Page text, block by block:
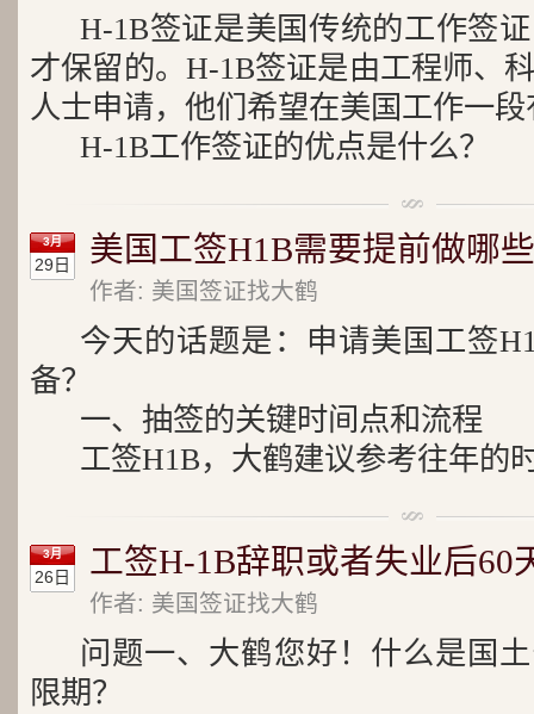
H-1B签证是美国传统的工作签
才保留的。H-1B签证是由工程师、
人士申请，他们希望在美国工作一
H-1B工作签证的优点是什么？
3月
29日 美国工签H1B需要提前做哪
作者: 美国签证找大鹤
今天的话题是：申请美国工签
备？
一、抽签的关键时间点和流程
工签H1B，大鹤建议参考往年的
3月
26日 工签H-1B辞职或者失业后60
作者: 美国签证找大鹤
问题一、大鹤您好！什么是国
限期？